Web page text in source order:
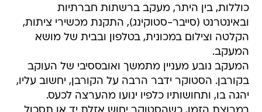
כוללות, בין היתר, מעקב ברשתות חברתיות
ובאינטרנט (סייבר-סטוקינג), התקנת מכשירי ציתות,
הקלטה וצילום במכונית, בטלפון ובבית של מושא
המעקב.
המעקב נובע מעניין מתמשך ואובססיבי של העוקב
בקורבן. הסטוקר ידבר הרבה על הקורבן, יחשוב עליו,
יהגה בו, ותחושותיו כלפיו ינועו מהערצה לכעס.